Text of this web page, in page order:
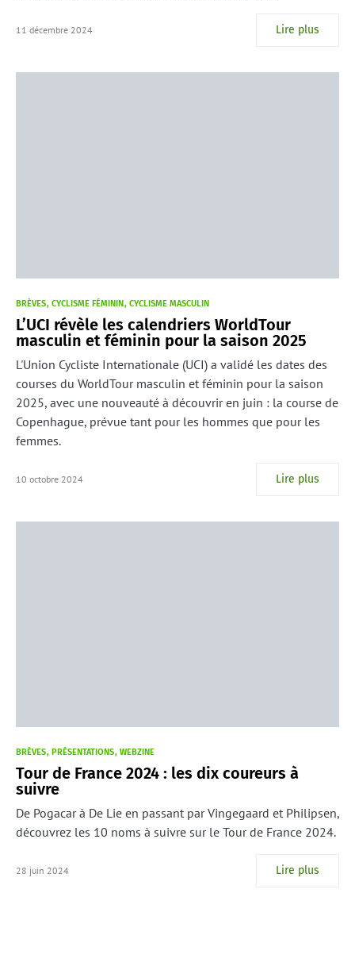
11 décembre 2024 Lire plus
BRÈVES CYCLISME FÉMININ CYCLISME MASCULIN
L’UCI révèle les calendriers WorldTour
masculin et féminin pour la saison 2025
L'Union Cycliste Internationale (UCI) a validé les dates des
courses du WorldTour masculin et féminin pour la saison
2025, avec une nouveauté à découvrir en juin : la course de
Copenhague, prévue tant pour les hommes que pour les
femmes.
10 octobre 2024 Lire plus
BRÈVES PRÉSENTATIONS WEBZINE
Tour de France 2024 : les dix coureurs à
suivre
De Pogacar à De Lie en passant par Vingegaard et Philipsen,
découvrez les 10 noms à suivre sur le Tour de France 2024.
28 juin 2024 Lire plus